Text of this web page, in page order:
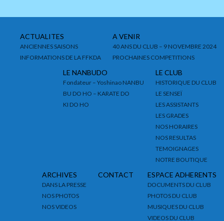
ACTUALITES
ANCIENNES SAISONS
INFORMATIONS DE LA FFKDA
A VENIR
40 ANS DU CLUB – 9 NOVEMBRE 2024
PROCHAINES COMPETITIONS
LE NANBUDO
Fondateur – Yoshinao NANBU
BU DO HO – KARATE DO
KI DO HO
LE CLUB
HISTORIQUE DU CLUB
LE SENSEÏ
LES ASSISTANTS
LES GRADES
NOS HORAIRES
NOS RESULTAS
TEMOIGNAGES
NOTRE BOUTIQUE
ARCHIVES
DANS LA PRESSE
NOS PHOTOS
NOS VIDEOS
CONTACT ESPACE ADHERENTS
DOCUMENTS DU CLUB
PHOTOS DU CLUB
MUSIQUES DU CLUB
VIDEOS DU CLUB